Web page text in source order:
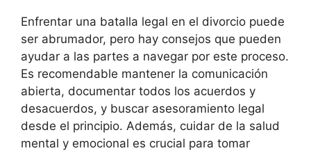
Enfrentar una batalla legal en el divorcio puede
ser abrumador, pero hay consejos que pueden
ayudar a las partes a navegar por este proceso.
Es recomendable mantener la comunicación
abierta, documentar todos los acuerdos y
desacuerdos, y buscar asesoramiento legal
desde el principio. Además, cuidar de la salud
mental y emocional es crucial para tomar